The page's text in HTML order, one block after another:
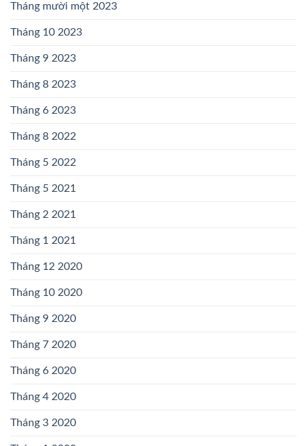
Tháng mười một 2023
Tháng 10 2023
Tháng 9 2023
Tháng 8 2023
Tháng 6 2023
Tháng 8 2022
Tháng 5 2022
Tháng 5 2021
Tháng 2 2021
Tháng 1 2021
Tháng 12 2020
Tháng 10 2020
Tháng 9 2020
Tháng 7 2020
Tháng 6 2020
Tháng 4 2020
Tháng 3 2020